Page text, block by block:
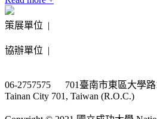
策展單位 |
協辦單位 |
06-2757575 701臺南市東區大學路
Tainan City 701, Taiwan (R.O.C.)